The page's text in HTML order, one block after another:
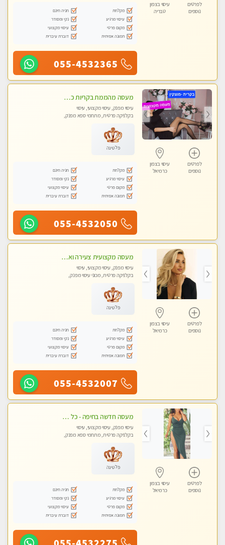
לפרטים
נוספים
עיסוי בצפון
טבריה
מקלחת
חניה חינם
עיסוי מרגיע
נקי ומסודר
מקום פרטי
עיסוי מקצועי
תמונה אמיתית
דוברת עיברית
055-4532365
לפרטים
נוספים
עיסוי בצפון
כרמיאל
מעסה מהממת בקריות כל סוגי העיסויים מעסה מקצועית ואיכותית פרטי!!!
עיסוי מפנק, עיסוי מקצועי, עיסוי
בקלניקה פרטית, מתחמי ספא מפנק,
פלטינה
מקלחת
חניה חינם
עיסוי מרגיע
נקי ומסודר
מקום פרטי
עיסוי מקצועי
תמונה אמיתית
דוברת עיברית
055-4532050
לפרטים
נוספים
עיסוי בצפון
כרמיאל
מעסה מקצועית צעירה ואיכותית לעיסוי מרגיע ומפנק VIP-מומלץ לחלוטין! פרטי! ​​​​​​ Highly recommended
עיסוי מפנק, עיסוי מקצועי, עיסוי
בקלניקה פרטית, מכוני עיסוי מפנק,
פלטינה
מקלחת
חניה חינם
עיסוי מרגיע
נקי ומסודר
מקום פרטי
עיסוי מקצועי
תמונה אמיתית
דוברת עיברית
055-4532007
לפרטים
נוספים
עיסוי בצפון
כרמיאל
מעסה חדשה בחיפה - כל סוגי העיסויים מעסה מקצועית ואיכותית פרטי!!!
עיסוי מפנק, עיסוי מקצועי, עיסוי
בקלניקה פרטית, מתחמי ספא מפנק,
פלטינה
מקלחת
חניה חינם
עיסוי מרגיע
נקי ומסודר
מקום פרטי
עיסוי מקצועי
תמונה אמיתית
דוברת עיברית